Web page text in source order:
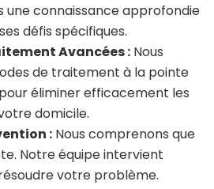
une connaissance approfondie
défis spécifiques.
Avancées : Nous
de traitement à la pointe
éliminer efficacement les
domicile.
: Nous comprenons que
Notre équipe intervient
votre problème.